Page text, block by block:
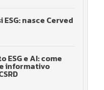
nasce Cerved
ESG e AI: come
informativo